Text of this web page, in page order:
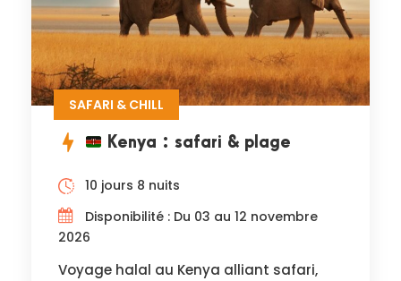
SAFARI & CHILL
Kenya : safari & plage
10 jours 8 nuits
Disponibilité : Du 03 au 12 novembre
2026
Voyage halal au Kenya alliant safari,